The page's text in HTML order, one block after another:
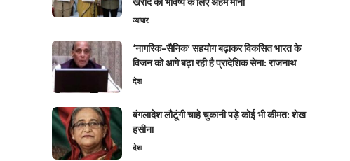
व्यापार
‘नागरिक-सैनिक’ सहयोग बढ़ाकर विकसित भारत के
विजन को आगे बढ़ा रही है प्रादेशिक सेना: राजनाथ
देश
बंगलादेश लौटूंगी चाहे चुकानी पड़े कोई भी कीमत: शेख
हसीना
देश